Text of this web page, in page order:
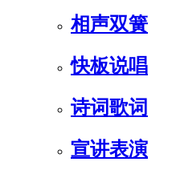
相声双簧
快板说唱
诗词歌词
宣讲表演